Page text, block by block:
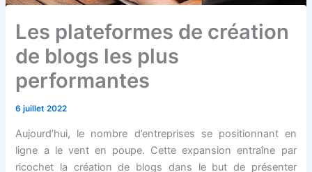
Les plateformes de création
de blogs les plus
performantes
6 juillet 2022
Aujourd’hui, le nombre d’entreprises se positionnant en
ligne a le vent en poupe. Cette expansion entraîne par
ricochet la création de blogs dans le but de présenter